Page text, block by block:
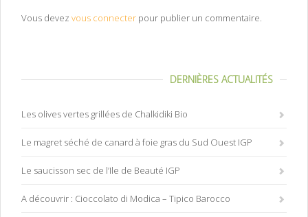
Vous devez vous connecter pour publier un commentaire.
DERNIÈRES ACTUALITÉS
Les olives vertes grillées de Chalkidiki Bio
Le magret séché de canard à foie gras du Sud Ouest IGP
Le saucisson sec de l’Ile de Beauté IGP
A découvrir : Cioccolato di Modica – Tipico Barocco